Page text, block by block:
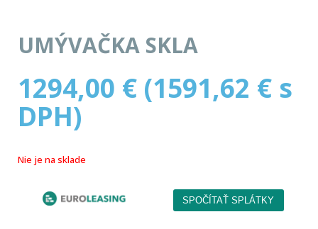
UMÝVAČKA SKLA
1294,00 € (1591,62 € s
DPH)
Nie je na sklade